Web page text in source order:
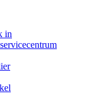
in